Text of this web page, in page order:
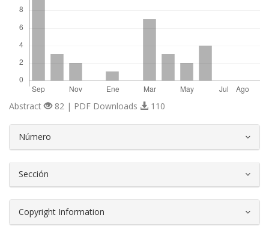
Abstract 82 | PDF Downloads 110
Número
Sección
Copyright Information